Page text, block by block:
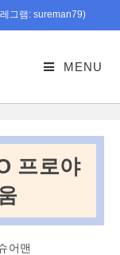
그램: sureman79)
MENU
프로야
어맨